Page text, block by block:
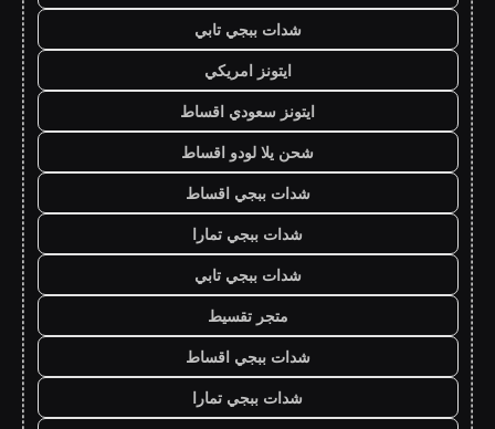
شدات ببجي تابي
ايتونز امريكي
ايتونز سعودي اقساط
شحن يلا لودو اقساط
شدات ببجي اقساط
شدات ببجي تمارا
شدات ببجي تابي
متجر تقسيط
شدات ببجي اقساط
شدات ببجي تمارا